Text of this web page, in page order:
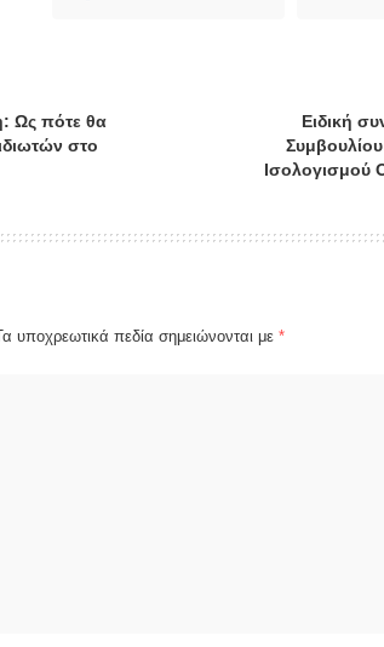
Ως πότε θα
στο
Ειδική
Ισολογισμού
υποχρεωτικά πεδία σημειώνονται με *